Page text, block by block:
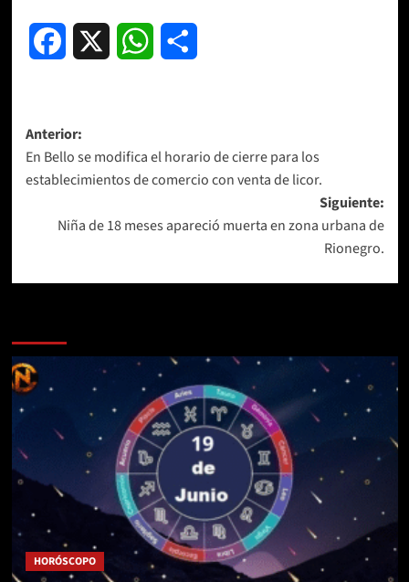
Facebook WhatsApp
Navegación
de
entradas
Anterior:
En Bello se modifica el horario de cierre para los
establecimientos de comercio con venta de licor.
Siguiente:
Niña de 18 meses apareció muerta en zona urbana de
Rionegro.
HORÓSCOPO